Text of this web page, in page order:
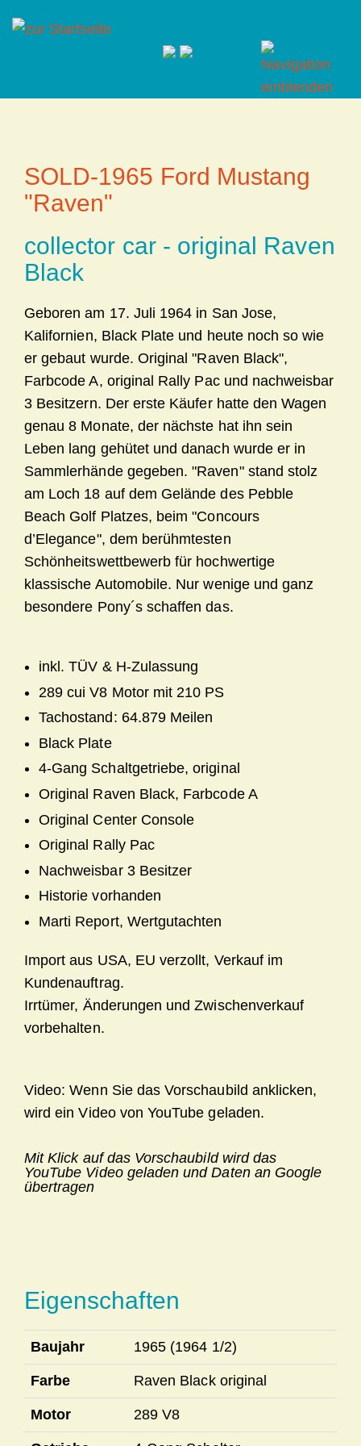
SOLD-1965 Ford Mustang
"Raven"
collector car - original Raven
Black
Geboren am 17. Juli 1964 in San Jose,
Kalifornien, Black Plate und heute noch so wie
er gebaut wurde. Original "Raven Black",
Farbcode A, original Rally Pac und nachweisbar
3 Besitzern. Der erste Käufer hatte den Wagen
genau 8 Monate, der nächste hat ihn sein
Leben lang gehütet und danach wurde er in
Sammlerhände gegeben. "Raven" stand stolz
am Loch 18 auf dem Gelände des Pebble
Beach Golf Platzes, beim "Concours
d’Elegance", dem berühmtesten
Schönheitswettbewerb für hochwertige
klassische Automobile. Nur wenige und ganz
besondere Pony´s schaffen das.
inkl. TÜV & H-Zulassung
289 cui V8 Motor mit 210 PS
Tachostand: 64.879 Meilen
Black Plate
4-Gang Schaltgetriebe, original
Original Raven Black, Farbcode A
Original Center Console
Original Rally Pac
Nachweisbar 3 Besitzer
Historie vorhanden
Marti Report, Wertgutachten
Import aus USA, EU verzollt, Verkauf im
Kundenauftrag.
Irrtümer, Änderungen und Zwischenverkauf
vorbehalten.
Mit Klick auf das Vorschaubild wird das
YouTube Video geladen und Daten an Google
übertragen
Eigenschaften
Baujahr 1965 (1964 1/2)
Farbe Raven Black original
Motor 289 V8